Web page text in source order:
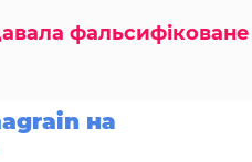
фальсифіковане
на